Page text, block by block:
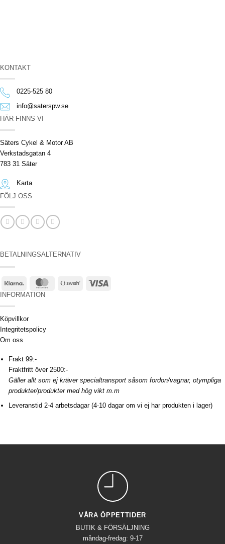
KONTAKT
0225-525 80
info@saterspw.se
HÄR FINNS VI
Säters Cykel & Motor AB
Verkstadsgatan 4
783 31 Säter
Karta
FÖLJ OSS
BETALNINGSALTERNATIV
Klarna MasterCardSwish
INFORMATION
Köpvillkor
Integritetspolicy
Om oss
Frakt 99:-
Fraktfritt över 2500:-
Gäller allt som ej kräver specialtransport såsom fordon/vagnar, otympliga
produkter/produkter med hög vikt m.m
Leveranstid 2-4 arbetsdagar (4-10 dagar om vi ej har produkten i lager)
VÅRA ÖPPETTIDER
BUTIK & FÖRSÄLJNING
måndag-fredag: 9-17